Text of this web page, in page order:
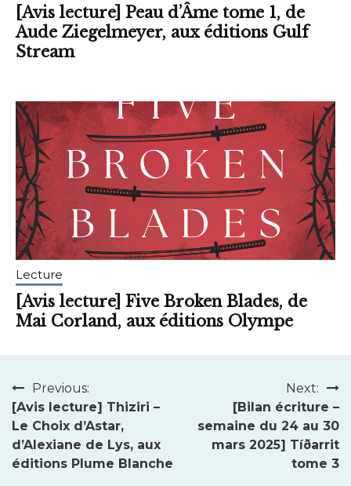
[Avis lecture] Peau d’Âme tome 1, de
Aude Ziegelmeyer, aux éditions Gulf
Stream
14,
2025
Lecture
[Avis lecture] Five Broken Blades, de
Mai Corland, aux éditions Olympe
2025
Navigation
de
l’article
Previous:
[Avis lecture] Thiziri –
Le Choix d’Astar,
d’Alexiane de Lys, aux
éditions Plume Blanche
Next:
[Bilan écriture –
semaine du 24 au 30
mars 2025] Tíðarrit
tome 3